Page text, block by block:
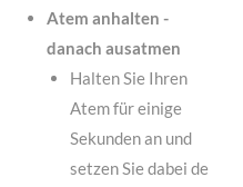
Atem anhalten -
danach ausatmen
Halten Sie Ihren
Atem für einige
Sekunden an und
setzen Sie dabei den